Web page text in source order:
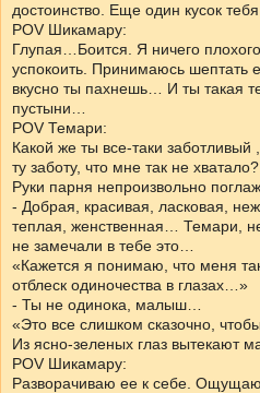
достоинство. Еще один кусок тебя
POV Шикамару:
Глупая…Боится. Я ничего
успокоить. Принимаюсь
вкусно ты пахнешь… И ты такая
пустыни…
POV Темари:
Какой же ты все-таки
ту заботу, что мне так не хватало?
Руки парня непроизвольно
- Добрая, красивая, ласковая,
теплая, женственная… Темари,
не замечали в тебе это…
«Кажется я понимаю, что меня
отблеск одиночества в глазах…»
- Ты не одинока, малыш…
«Это все слишком сказочно,
Из ясно-зеленых глаз вытекают
POV Шикамару:
Разворачиваю ее к себе.